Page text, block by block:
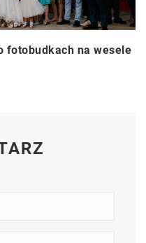
fotobudkach na wesele